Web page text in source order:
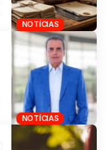
NOTÍCIAS
NOTÍCIAS